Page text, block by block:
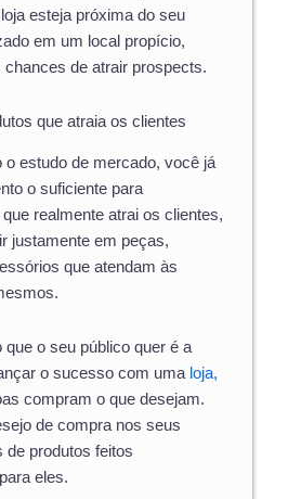
esteja próxima do seu
em um local propício,
chances de atrair prospects.
que atraia os clientes
o estudo de mercado, você já
o suficiente para
realmente atrai os clientes,
justamente em peças,
que atendam às
que o seu público quer é a
o sucesso com uma loja,
compram o que desejam.
de compra nos seus
de produtos feitos
eles.